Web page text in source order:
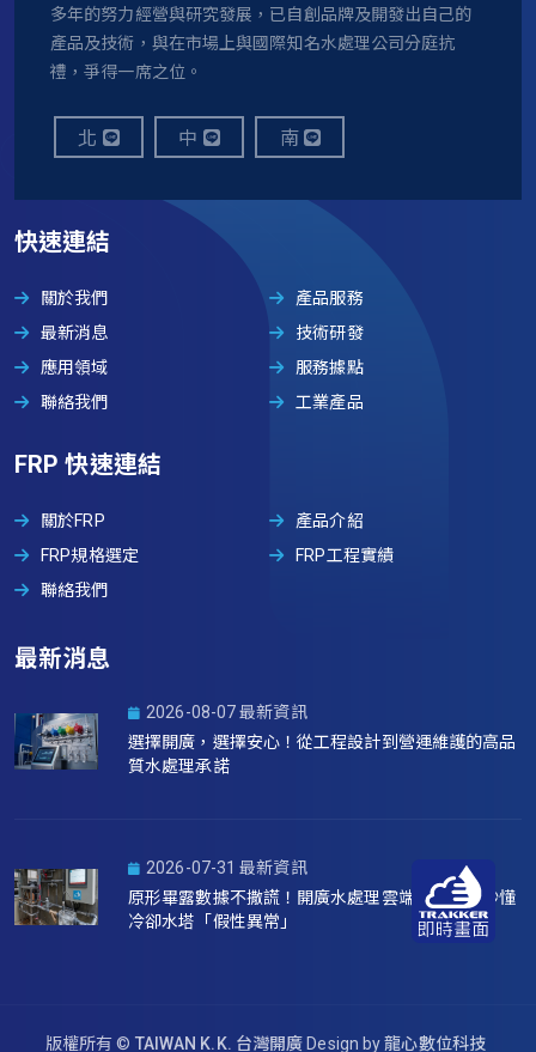
多年的努力經營與研究發展，已自創品牌及開發出自己的
產品及技術，與在市場上與國際知名水處理公司分庭抗
禮，爭得一席之位。
北 中 南
快速連結
關於我們
產品服務
最新消息
技術研發
應用領域
服務據點
聯絡我們
工業產品
FRP 快速連結
關於FRP
產品介紹
FRP規格選定
FRP工程實績
聯絡我們
最新消息
2026-08-07 最新資訊
選擇開廣，選擇安心！從工程設計到營運維護的高品
質水處理承諾
2026-07-31 最新資訊
原形畢露數據不撒謊！開廣水處理雲端系統如何秒懂
冷卻水塔「假性異常」
版權所有 © TAIWAN K.K. 台灣開廣 Design by龍心數位科技